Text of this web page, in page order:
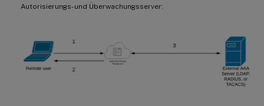
Autorisierungs- und Überwachungsserver: